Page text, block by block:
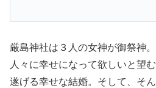
厳島神社は３人の女神が御祭神
人々に幸せになって欲しいと望
遂げる幸せな結婚。そして、そ